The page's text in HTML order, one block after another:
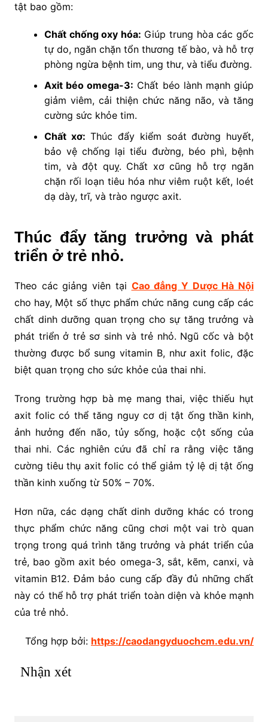
tật bao gồm:
Chất chống oxy hóa: Giúp trung hòa các gốc
tự do, ngăn chặn tổn thương tế bào, và hỗ trợ
phòng ngừa bệnh tim, ung thư, và tiểu đường.
Axit béo omega-3: Chất béo lành mạnh giúp
giảm viêm, cải thiện chức năng não, và tăng
cường sức khỏe tim.
Chất xơ: Thúc đẩy kiểm soát đường huyết,
bảo vệ chống lại tiểu đường, béo phì, bệnh
tim, và đột quỵ. Chất xơ cũng hỗ trợ ngăn
chặn rối loạn tiêu hóa như viêm ruột kết, loét
dạ dày, trĩ, và trào ngược axit.
Thúc đẩy tăng trưởng và phát
triển ở trẻ nhỏ.
Theo các giảng viên tại Cao đẳng Y Dược Hà Nội
cho hay, Một số thực phẩm chức năng cung cấp các
chất dinh dưỡng quan trọng cho sự tăng trưởng và
phát triển ở trẻ sơ sinh và trẻ nhỏ. Ngũ cốc và bột
thường được bổ sung vitamin B, như axit folic, đặc
biệt quan trọng cho sức khỏe của thai nhi.
Trong trường hợp bà mẹ mang thai, việc thiếu hụt
axit folic có thể tăng nguy cơ dị tật ống thần kinh,
ảnh hưởng đến não, tủy sống, hoặc cột sống của
thai nhi. Các nghiên cứu đã chỉ ra rằng việc tăng
cường tiêu thụ axit folic có thể giảm tỷ lệ dị tật ống
thần kinh xuống từ 50% – 70%.
Hơn nữa, các dạng chất dinh dưỡng khác có trong
thực phẩm chức năng cũng chơi một vai trò quan
trọng trong quá trình tăng trưởng và phát triển của
trẻ, bao gồm axit béo omega-3, sắt, kẽm, canxi, và
vitamin B12. Đảm bảo cung cấp đầy đủ những chất
này có thể hỗ trợ phát triển toàn diện và khỏe mạnh
của trẻ nhỏ.
Tổng hợp bởi: https://caodangyduochcm.edu.vn/
Nhận xét